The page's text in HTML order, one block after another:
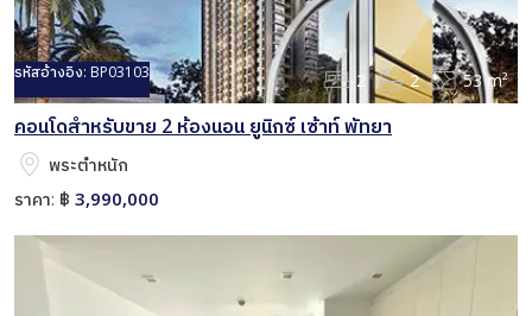
รหัสอ้างอิง: BP03103 2 2 53 m²
คอนโดสำหรับขาย 2 ห้องนอน ยูนิกซ์ เซ้าท์ พัทยา
พระตำหนัก
ราคา: ฿ 3,990,000